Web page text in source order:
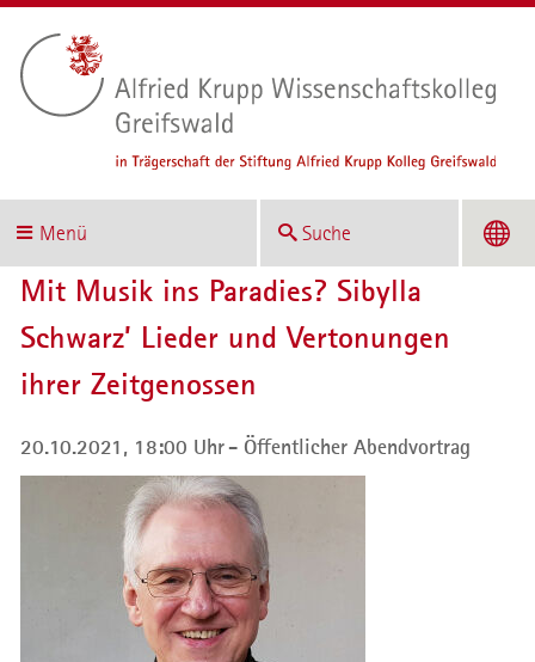
Menü Suche
Mit Musik ins Paradies? Sibylla
Schwarz’ Lieder und Vertonungen
ihrer Zeitgenossen
20.10.2021, 18:00 Uhr Öffentlicher Abendvortrag